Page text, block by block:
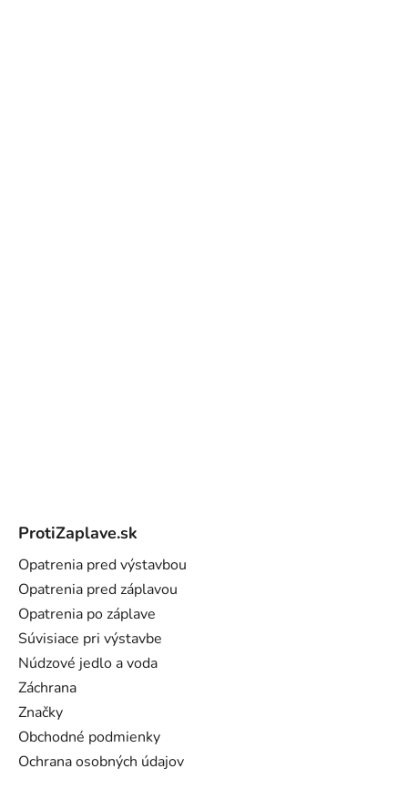
ProtiZaplave.sk
Opatrenia pred výstavbou
Opatrenia pred záplavou
Opatrenia po záplave
Súvisiace pri výstavbe
Núdzové jedlo a voda
Záchrana
Značky
Obchodné podmienky
Ochrana osobných údajov